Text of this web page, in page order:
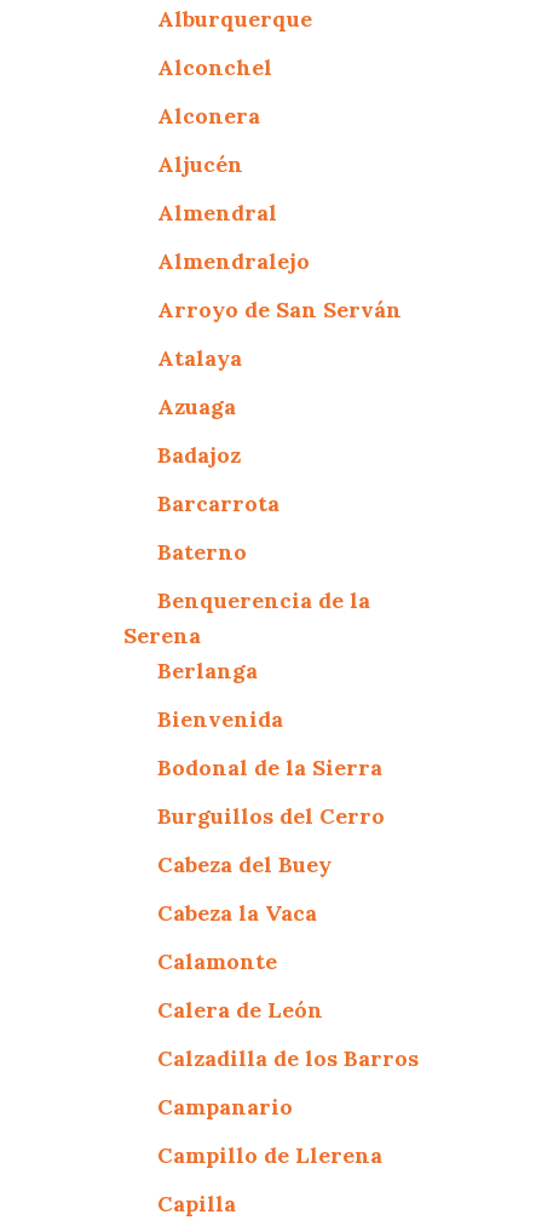
Alburquerque
Alconchel
Alconera
Aljucén
Almendral
Almendralejo
Arroyo de San Serván
Atalaya
Azuaga
Badajoz
Barcarrota
Baterno
Benquerencia de la
Serena
Berlanga
Bienvenida
Bodonal de la Sierra
Burguillos del Cerro
Cabeza del Buey
Cabeza la Vaca
Calamonte
Calera de León
Calzadilla de los Barros
Campanario
Campillo de Llerena
Capilla